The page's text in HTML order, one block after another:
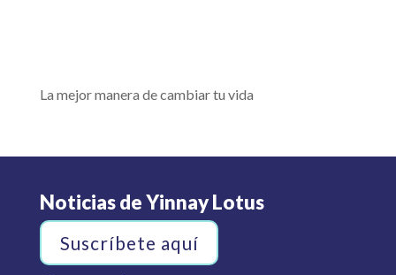
La mejor manera de cambiar tu vida
Noticias de Yinnay Lotus
Suscríbete aquí